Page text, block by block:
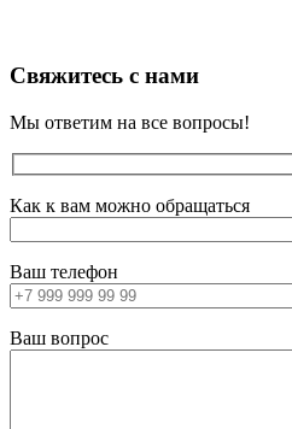
Свяжитесь с нами
Мы ответим на все вопросы!
Как к вам можно обращаться
Ваш телефон
Ваш вопрос